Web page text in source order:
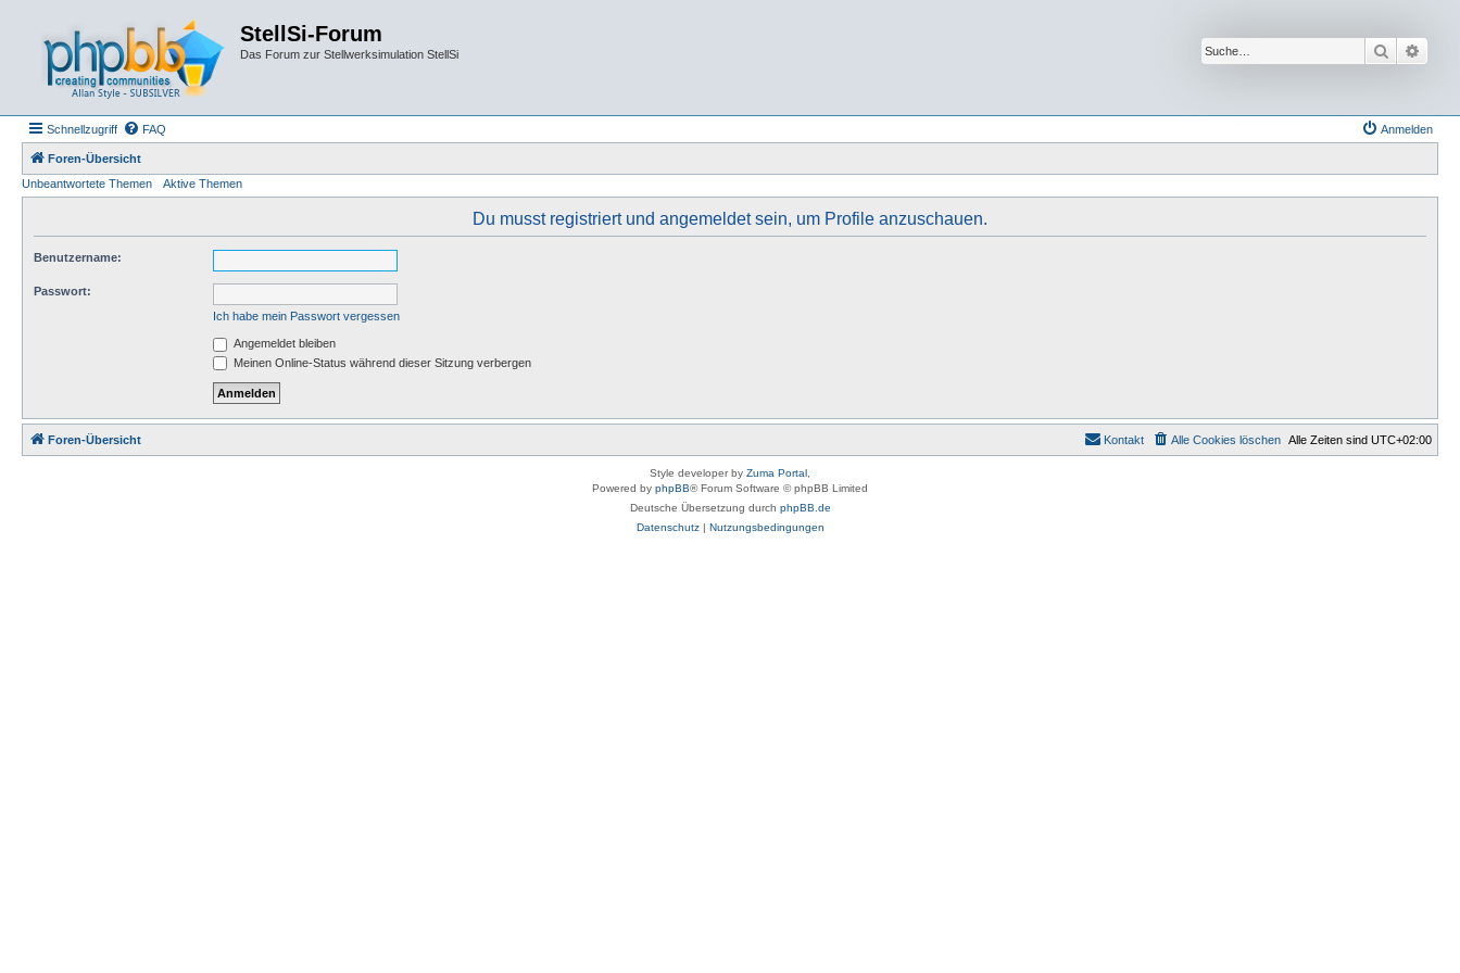
StellSi-Forum
Das Forum zur Stellwerksimulation StellSi Suche
Schnellzugriff FAQ Anmelden
Foren-Übersicht
Unbeantwortete Themen
Aktive Themen
Du musst registriert und angemeldet sein, um Profile anzuschauen.
Benutzername:
Passwort:
Ich habe mein Passwort vergessen
Angemeldet bleiben
Meinen Online-Status während dieser Sitzung verbergen
Foren-Übersicht Alle Zeiten sind UTC+02:00
Alle Cookies löschen
Kontakt
Style developer by Zuma Portal,
Powered by phpBB® Forum Software © phpBB Limited
Deutsche Übersetzung durch phpBB.de
Datenschutz| Nutzungsbedingungen